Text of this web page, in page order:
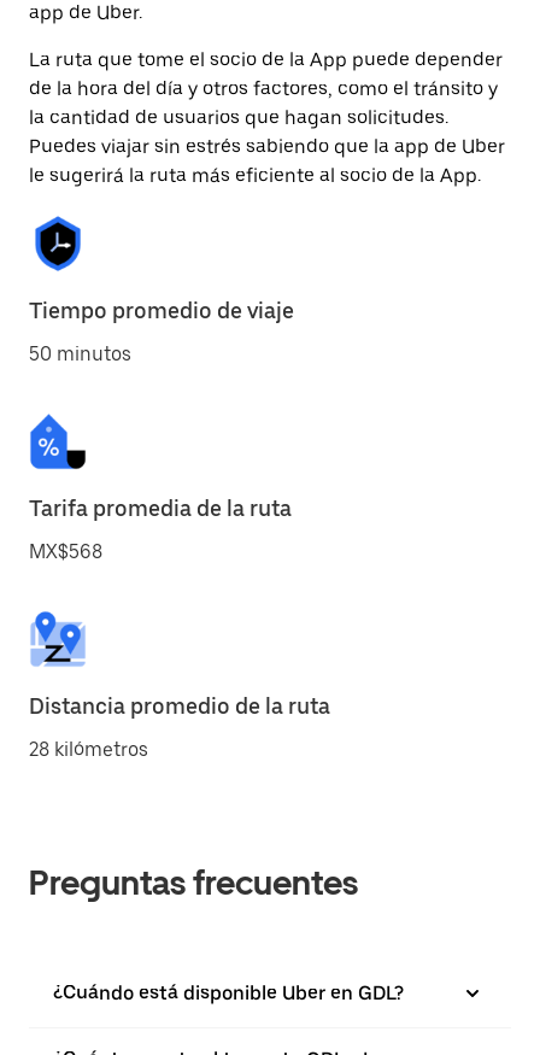
app de Uber.
La ruta que tome el socio de la App puede depender
de la hora del día y otros factores, como el tránsito y
la cantidad de usuarios que hagan solicitudes.
Puedes viajar sin estrés sabiendo que la app de Uber
le sugerirá la ruta más eficiente al socio de la App.
Tiempo promedio de viaje
50 minutos
Tarifa promedia de la ruta
MX$568
Distancia promedio de la ruta
28 kilómetros
Preguntas frecuentes
¿Cuándo está disponible Uber en GDL?